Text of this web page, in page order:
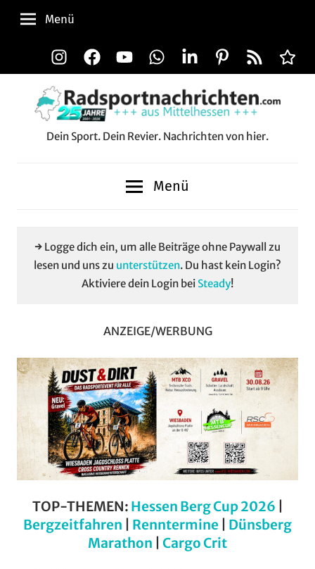
Zum
Inhalt
InstagramFacebookYouTubeWhatsAppLinkedInPinterest
RSS-
Feed
Alle
Menü
Dein Sport. Dein Revier. Nachrichten von hier.
Menü
→ Logge dich ein, um alle Beiträge ohne Paywall zu
lesen und uns zu unterstützen. Du hast kein Login?
Aktiviere dein Login bei Steady!
ANZEIGE/WERBUNG
TOP-THEMEN: Hessen Berg Cup 2026
Bergzeitfahren
Renntermine
Dünsberg
Marathon
Cargo Crit